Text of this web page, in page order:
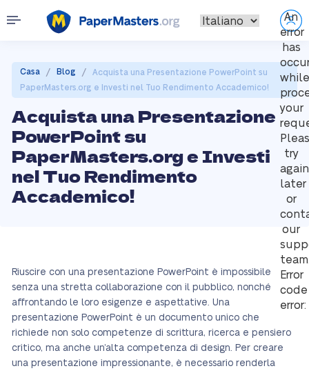
An
error
has
while
your
try
again
later
or
our
Error
code
error:
Casa / Blog /
Acquista una Presentazione PowerPoint su
PaperMasters.org e Investi nel Tuo Rendimento Accademico!
Acquista una Presentazione
PowerPoint su
PaperMasters.org e Investi
nel Tuo Rendimento
Accademico!
Riuscire con una presentazione PowerPoint è impossibile
senza una stretta collaborazione con il pubblico, nonché
affrontando le loro esigenze e aspettative. Una
presentazione PowerPoint è un documento unico che
richiede non solo competenze di scrittura, ricerca e pensiero
critico, ma anche un’alta competenza di design. Per creare
una presentazione impressionante, è necessario renderla